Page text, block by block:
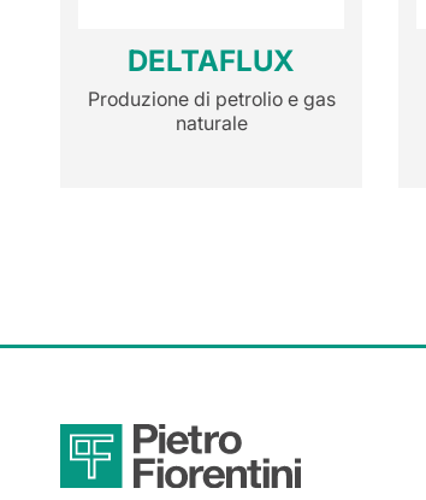
DELTAFLUX
Produzione di petrolio e gas
naturale